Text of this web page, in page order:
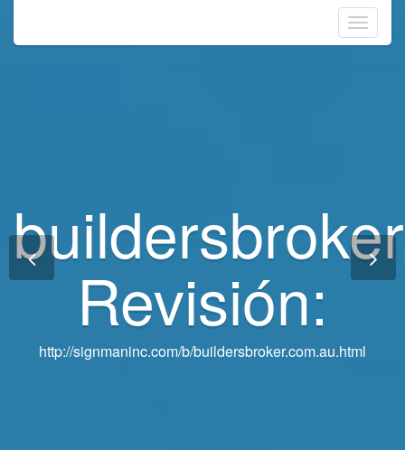
Toggle
Revisión:
http://signmaninc.com/b/buildersbroker.com.au.html
Revisión:
http://signmaninc.com/b/buildersbroker.com.au.html